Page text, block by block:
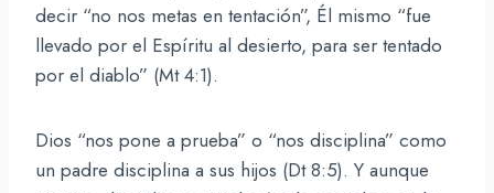
decir “no nos metas en tentación”, Él mismo “fue
llevado por el Espíritu al desierto, para ser tentado
por el diablo” (Mt 4:1).
Dios “nos pone a prueba” o “nos disciplina” como
un padre disciplina a sus hijos (Dt 8:5). Y aunque